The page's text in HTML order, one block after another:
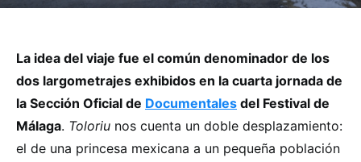
La idea del viaje fue el común denominador de los
dos largometrajes exhibidos en la cuarta jornada de
la Sección Oficial de Documentales del Festival de
Málaga. Toloriu nos cuenta un doble desplazamiento:
el de una princesa mexicana a un pequeña población